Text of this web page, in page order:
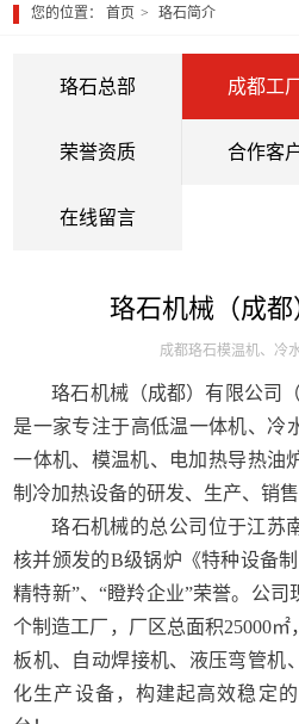
您的位置：首页 珞石简介
珞石总部 成都工
荣誉资质 合作客
在线留言
珞石机械（成都
成都珞石模温机、冷
珞石机械（成都） 有限公司
是一家专注于高低温一体机、冷
一体机、模温机、电加热导热油
制冷加热设备的研发、生产、销
珞石机械的总公司位于江苏
核并颁发的B级锅炉《特种设备
精特新”、“瞪羚企业”荣誉。公
个制造工厂，厂区总面积25000
板机、自动焊接机、液压弯管机
化生产设备，构建起高效稳定